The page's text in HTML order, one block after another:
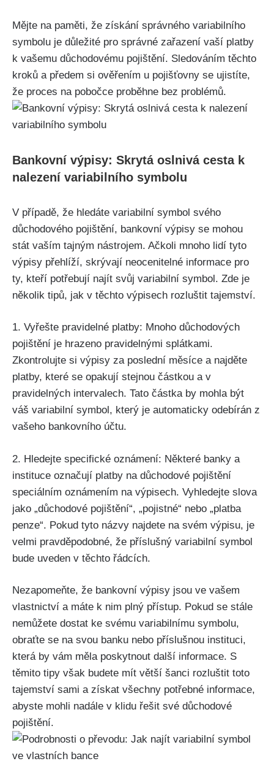
Mějte na paměti, že získání správného variabilního
symbolu je důležité pro správné zařazení vaší platby
k vašemu důchodovému pojištění. Sledováním těchto
kroků a předem si ověřením u pojišťovny se ujistíte,
že proces na pobočce proběhne bez problémů.
Bankovní výpisy: Skrytá oslnivá cesta k
nalezení variabilního symbolu
V případě, že hledáte variabilní symbol svého
důchodového pojištění, bankovní výpisy se mohou
stát vaším tajným nástrojem. Ačkoli mnoho lidí tyto
výpisy přehlíží, skrývají neocenitelné informace pro
ty, kteří potřebují najít svůj variabilní symbol. Zde je
několik tipů, jak v těchto výpisech rozluštit tajemství.
1. Vyřešte pravidelné platby: Mnoho důchodových
pojištění je hrazeno pravidelnými splátkami.
Zkontrolujte si výpisy za poslední měsíce a najděte
platby, které se opakují stejnou částkou a v
pravidelných intervalech. Tato částka by mohla být
váš variabilní symbol, který je automaticky odebírán z
vašeho bankovního účtu.
2. Hledejte specifické oznámení: Některé banky a
instituce označují platby na důchodové pojištění
speciálním oznámením na výpisech. Vyhledejte slova
jako „důchodové pojištění“, „pojistné“ nebo „platba
penze“. Pokud tyto názvy najdete na svém výpisu, je
velmi pravděpodobné, že příslušný variabilní symbol
bude uveden v těchto řádcích.
Nezapomeňte, že bankovní výpisy jsou ve vašem
vlastnictví a máte k nim plný přístup. Pokud se stále
nemůžete dostat ke svému variabilnímu symbolu,
obraťte se na svou banku nebo příslušnou instituci,
která by vám měla poskytnout další informace. S
těmito tipy však budete mít větší šanci rozluštit toto
tajemství sami a získat všechny potřebné informace,
abyste mohli nadále v klidu řešit své důchodové
pojištění.